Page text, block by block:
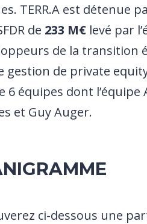
TERR.A est détenue
de 233 M€ levé par
de la transition
gestion de private
6 équipes dont
et Guy Auger.
ci-dessous une